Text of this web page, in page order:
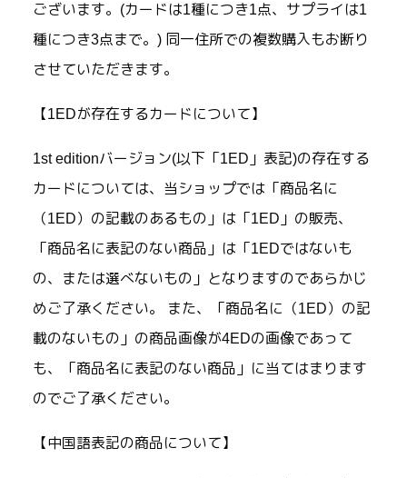
ございます。(カードは1種につき1点、サプライは1
種につき3点まで。) 同一住所での複数購入もお断り
させていただきます。
【1EDが存在するカードについて】
1st editionバージョン(以下「1ED」表記)の存在する
カードについては、当ショップでは「商品名に
（1ED）の記載のあるもの」は「1ED」の販売、
「商品名に表記のない商品」は「1EDではないも
の、または選べないもの」となりますのであらかじ
めご了承ください。 また、「商品名に（1ED）の記
載のないもの」の商品画像が4EDの画像であって
も、「商品名に表記のない商品」に当てはまります
のでご了承ください。
【中国語表記の商品について】